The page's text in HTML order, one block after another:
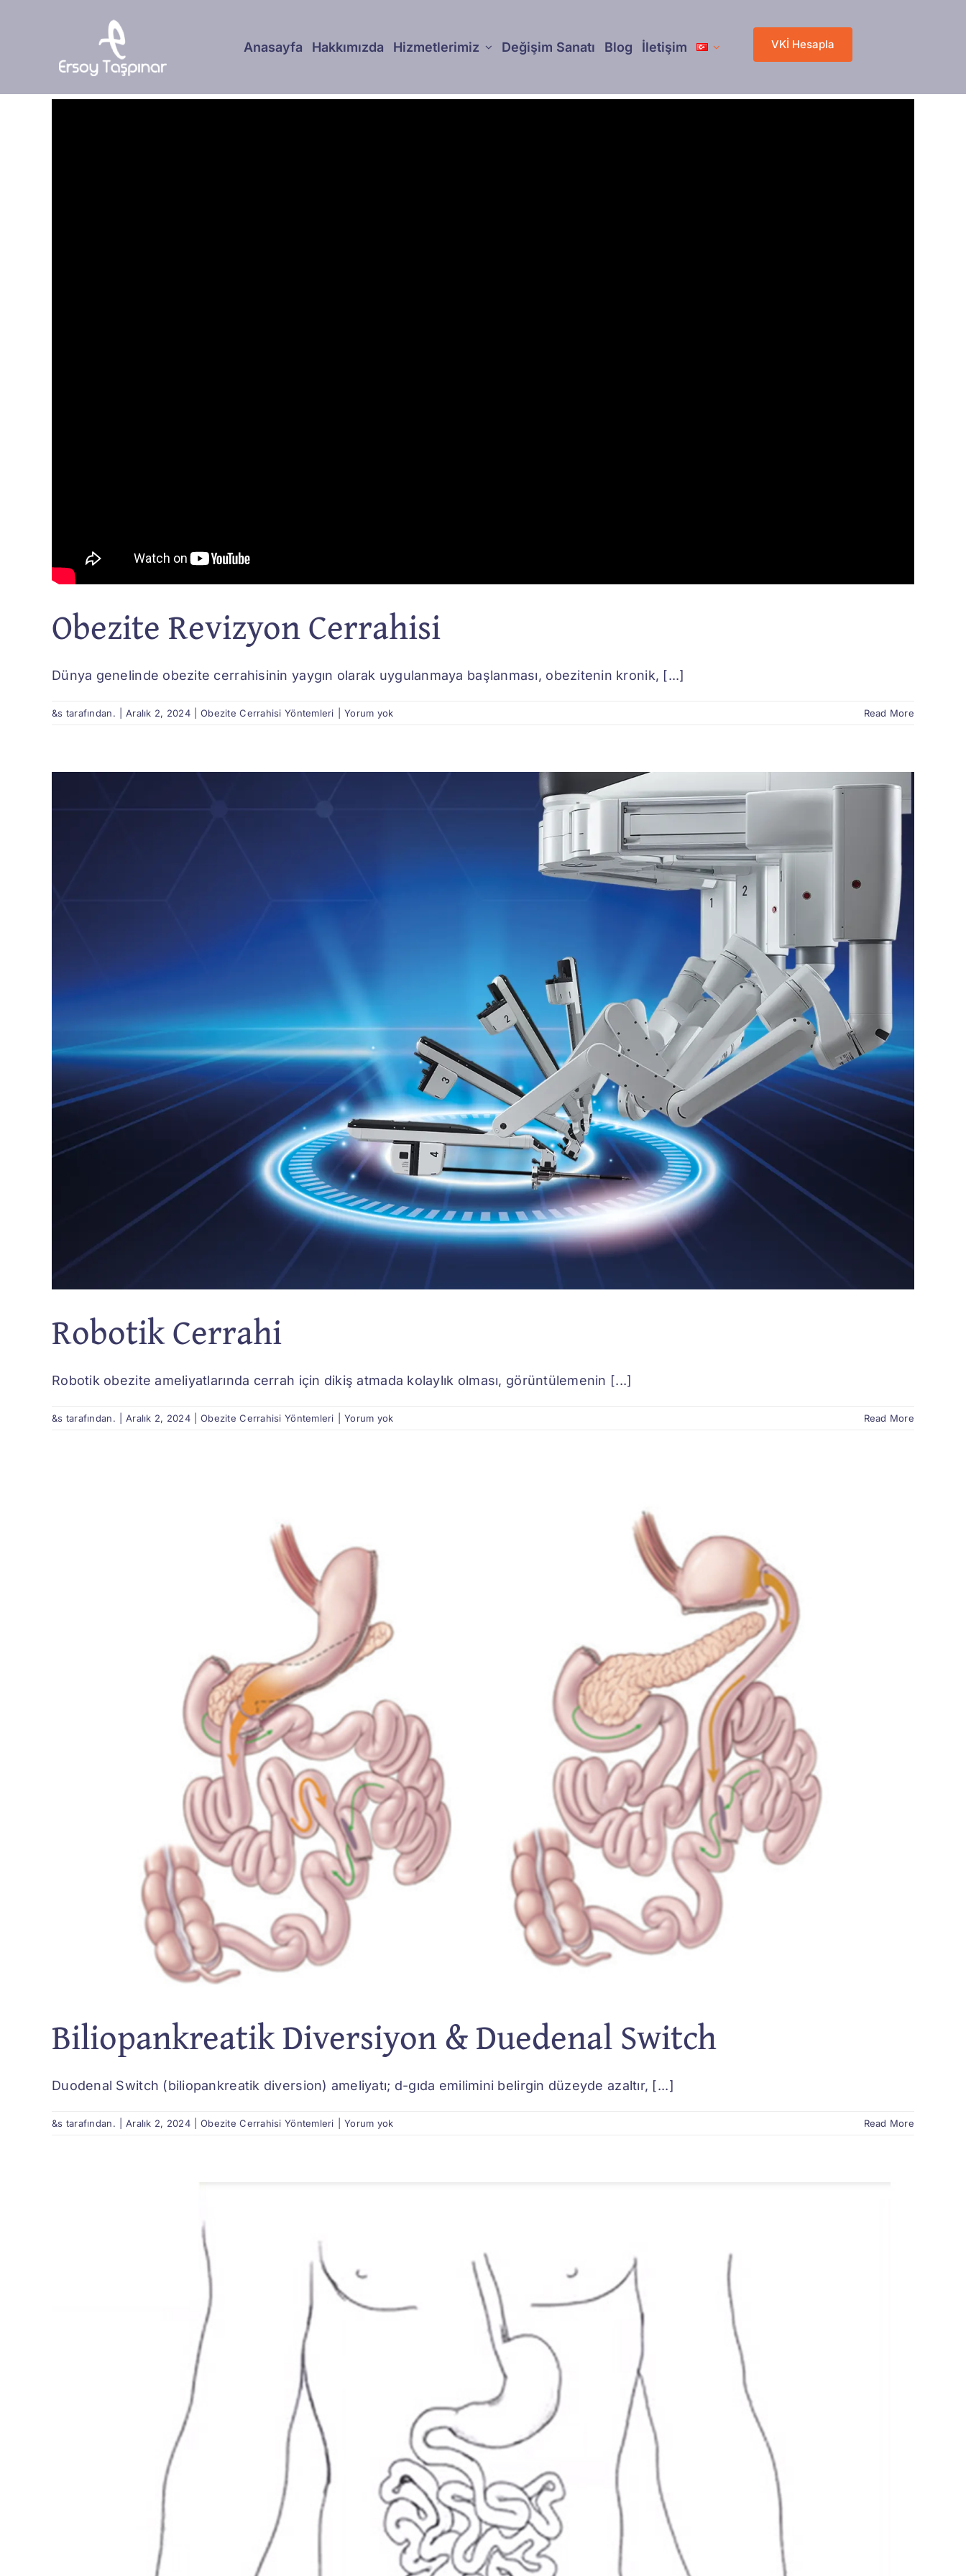
Anasayfa Hakkımızda Hizmetlerimiz Değişim Sanatı Blog İletişim VKİ Hesapla
Obezite Revizyon Cerrahisi
Dünya genelinde obezite cerrahisinin yaygın olarak uygulanmaya başlanması, obezitenin kronik, [...]
&s tarafından. Aralık 2, 2024 Obezite Cerrahisi Yöntemleri Yorum yok Read More
Robotik Cerrahi
Robotik obezite ameliyatlarında cerrah için dikiş atmada kolaylık olması, görüntülemenin [...]
&s tarafından. Aralık 2, 2024 Obezite Cerrahisi Yöntemleri Yorum yok Read More
Biliopankreatik Diversiyon & Duedenal Switch
Duodenal Switch (biliopankreatik diversion) ameliyatı; d-gıda emilimini belirgin düzeyde azaltır, [...]
&s tarafından. Aralık 2, 2024 Obezite Cerrahisi Yöntemleri Yorum yok Read More